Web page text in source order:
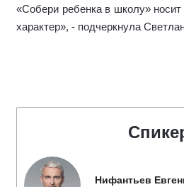
«Собери ребенка в школу»
характер», - подчеркнула
Нифантьев